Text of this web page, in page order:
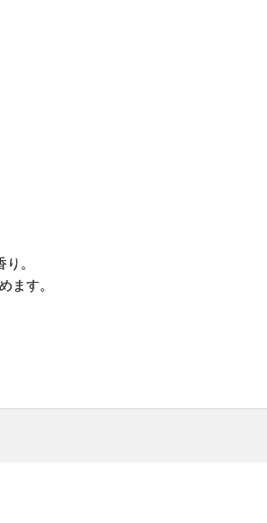
。
ます。